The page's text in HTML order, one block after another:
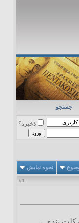
جستجو
ذخیره؟
نحوه نمایش
1